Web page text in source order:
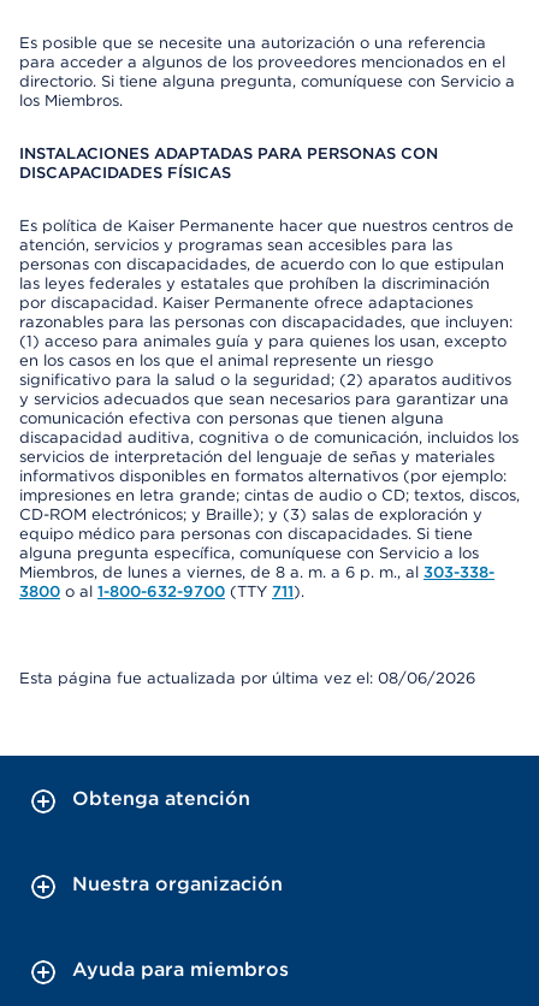
Es posible que se necesite una autorización o una referencia
para acceder a algunos de los proveedores mencionados en el
directorio. Si tiene alguna pregunta, comuníquese con Servicio a
los Miembros.
INSTALACIONES ADAPTADAS PARA PERSONAS CON
DISCAPACIDADES FÍSICAS
Es política de Kaiser Permanente hacer que nuestros centros de
atención, servicios y programas sean accesibles para las
personas con discapacidades, de acuerdo con lo que estipulan
las leyes federales y estatales que prohíben la discriminación
por discapacidad. Kaiser Permanente ofrece adaptaciones
razonables para las personas con discapacidades, que incluyen:
(1) acceso para animales guía y para quienes los usan, excepto
en los casos en los que el animal represente un riesgo
significativo para la salud o la seguridad; (2) aparatos auditivos
y servicios adecuados que sean necesarios para garantizar una
comunicación efectiva con personas que tienen alguna
discapacidad auditiva, cognitiva o de comunicación, incluidos los
servicios de interpretación del lenguaje de señas y materiales
informativos disponibles en formatos alternativos (por ejemplo:
impresiones en letra grande; cintas de audio o CD; textos, discos,
CD-ROM electrónicos; y Braille); y (3) salas de exploración y
equipo médico para personas con discapacidades. Si tiene
alguna pregunta específica, comuníquese con Servicio a los
Miembros, de lunes a viernes, de 8 a. m. a 6 p. m., al 303-338-
3800 o al 1-800-632-9700 (TTY 711).
Esta página fue actualizada por última vez el: 08/06/2026
Obtenga atención
Nuestra organización
Ayuda para miembros